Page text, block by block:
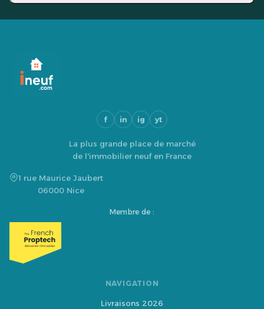
f in ig yt
La plus grande place de marché
de l'immobilier neuf en France
1 rue Maurice Jaubert
06000 Nice
Membre de :
NAVIGATION
Livraisons 2026